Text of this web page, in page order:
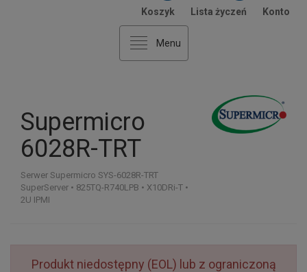
Koszyk Lista życzeń Konto
Menu
Supermicro
6028R-TRT
Serwer Supermicro SYS-6028R-TRT
SuperServer • 825TQ-R740LPB • X10DRi-T •
2U IPMI
Produkt niedostępny (EOL) lub z ograniczoną